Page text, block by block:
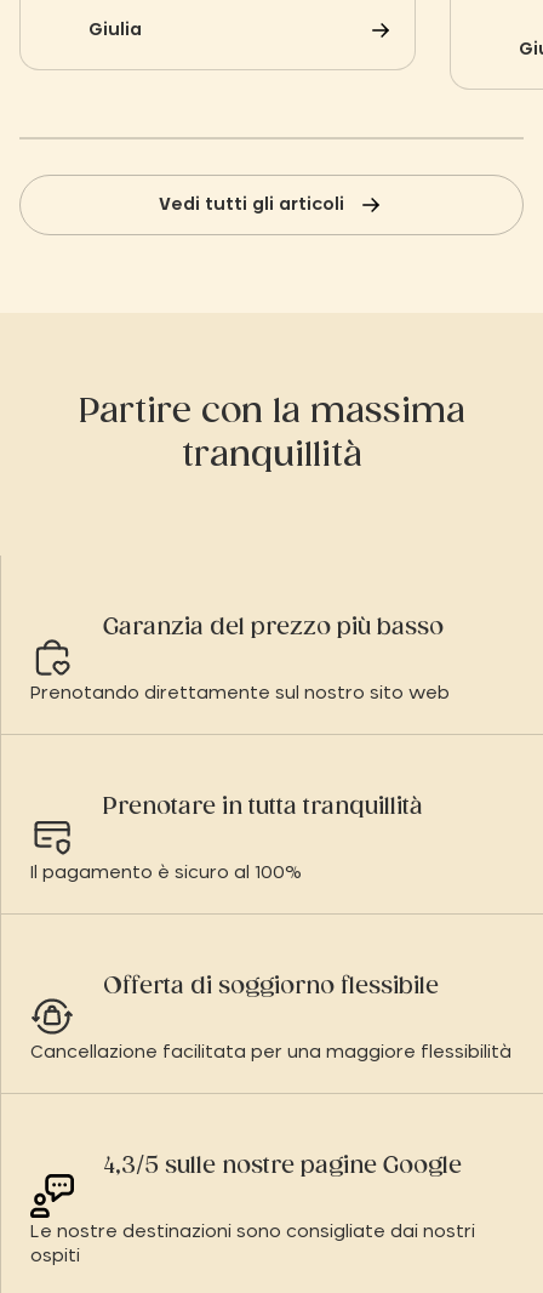
sull'ambiente e sulla coesione del
Giulia
team.
Vedi tutti gli articoli
Partire con la massima
tranquillità
Garanzia del prezzo più basso
Prenotando direttamente sul nostro sito web
Prenotare in tutta tranquillità
Il pagamento è sicuro al 100%
Offerta di soggiorno flessibile
Cancellazione facilitata per una maggiore flessibilità
4,3/5 sulle nostre pagine Google
Le nostre destinazioni sono consigliate dai nostri
ospiti